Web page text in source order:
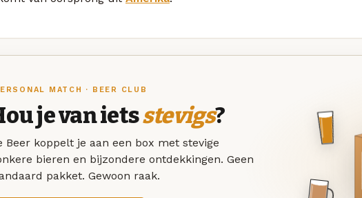
MATCH · BEER CLUB
je van ietsstevigs?
Beer koppelt je aan een box met stevige
bieren en bijzondere ontdekkingen. Geen
pakket. Gewoon raak.